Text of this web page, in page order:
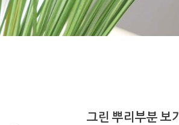
그린 뿌리부분 보기